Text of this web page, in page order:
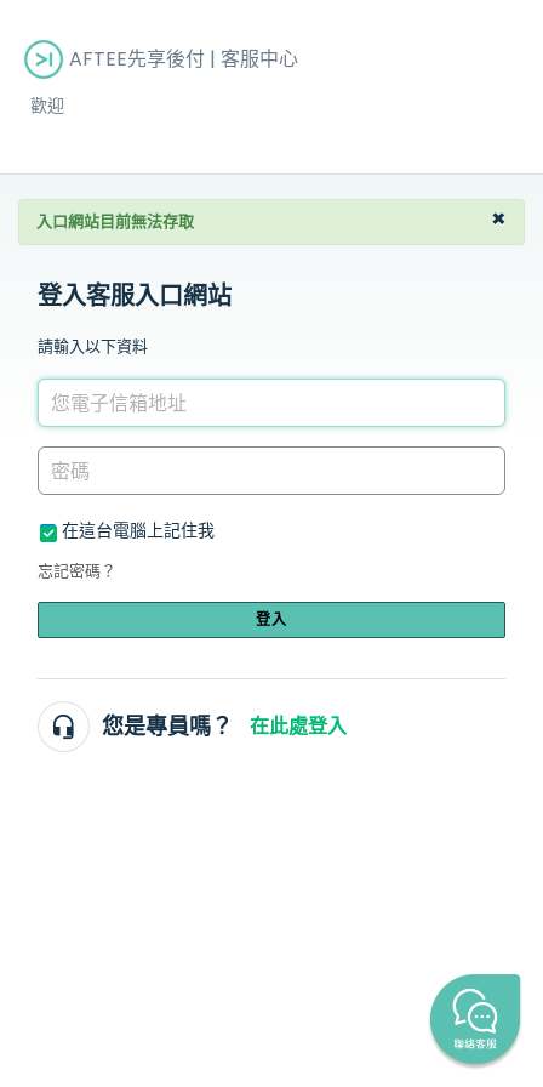
AFTEE先享後付 | 客服中心
歡迎
×
入口網站目前無法存取
登入客服入口網站
請輸入以下資料
在這台電腦上記住我
忘記密碼？
登入
您是專員嗎？ 在此處登入